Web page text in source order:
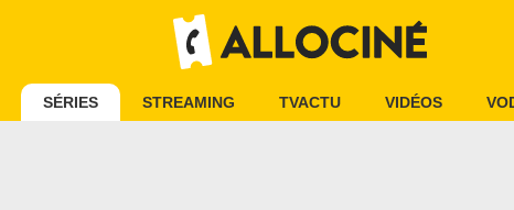
SÉRIES STREAMING TVACTU VIDÉOS